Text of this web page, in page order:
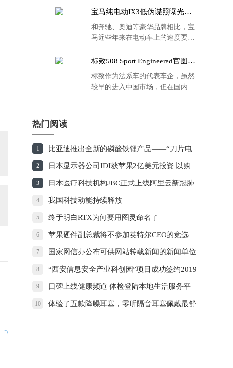
的故宫宫廷联名款。
宝马纯电动IX3低伪谍照曝光：
和奔驰、奥迪等豪华品牌相比，宝
马近些年来在电动车上的速度要慢
标致508 Sport Engineered官图发
标致作为法系车的代表车企，虽然
较早的进入中国市场，但在国内的
热门阅读
1 比亚迪推出全新的磷酸铁锂产品——“刀片电
池”
2 日本显示器公司JDI获苹果2亿美元投资 以购
买屏幕方式支付
3 日本医疗科技机构JBC正式上线阿里云新冠肺
炎AI诊断技术
4 我国科技动能持续释放
5 终于明白RTX为何要用图灵命名了
6 苹果硬件副总裁将不参加英特尔CEO的竞选
7 国家网信办公布可供网站转载新闻的新闻单位
名单
8 “西安信息安全产业科创园”项目成功签约2019
西安市长安区投资环境推介会
9 口碑上线健康频道 体检登陆本地生活服务平
台
10 体验了五款降噪耳塞，零听隔音耳塞佩戴最舒